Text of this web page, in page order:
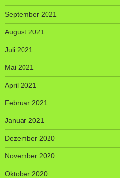
September 2021
August 2021
Juli 2021
Mai 2021
April 2021
Februar 2021
Januar 2021
Dezember 2020
November 2020
Oktober 2020